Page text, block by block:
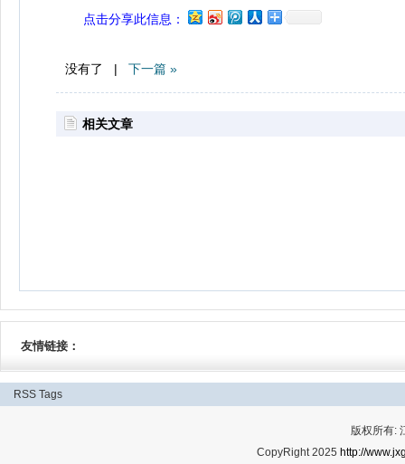
点击分享此信息：
没有了 | 下一篇 »
相关文章
友情链接：
RSS Tags
版权所有:
CopyRight 2025 http://